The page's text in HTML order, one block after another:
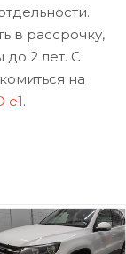
в рассрочку,
до 2 лет. С
на
e1.